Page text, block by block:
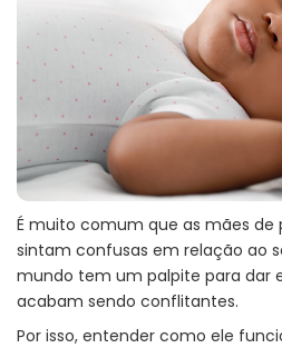
É muito comum que as mães de
sintam confusas em relação ao
mundo tem um palpite para dar
acabam sendo conflitantes.
Por isso, entender como ele